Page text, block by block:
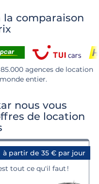
la comparaison
agences de location
entier.
nous vous
de location
à partir de 35 € par jour
tout ce qu'il faut !